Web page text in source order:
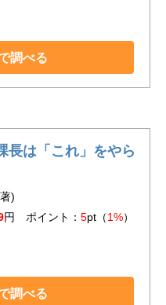
調べる
長は「これ」をやら
)
円 ポイント： 5pt（1%）
調べる